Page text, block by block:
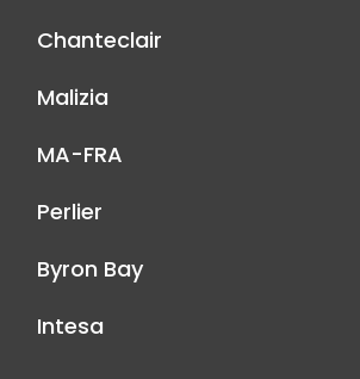
Chanteclair
Malizia
MA-FRA
Perlier
Byron Bay
Intesa